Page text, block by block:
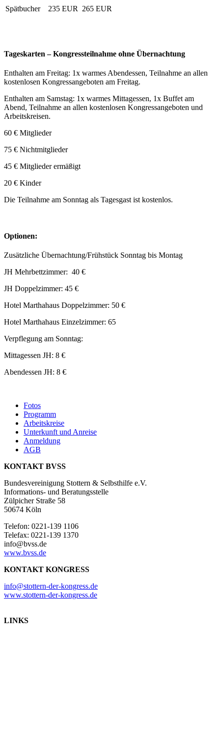
Spätbucher 235 EUR 265 EUR
Tageskarten – Kongressteilnahme ohne Übernachtung
Enthalten am Freitag: 1x warmes Abendessen, Teilnahme an allen
kostenlosen Kongressangeboten am Freitag.
Enthalten am Samstag: 1x warmes Mittagessen, 1x Buffet am
Abend, Teilnahme an allen kostenlosen Kongressangeboten und
Arbeitskreisen.
60 € Mitglieder
75 € Nichtmitglieder
45 € Mitglieder ermäßigt
20 € Kinder
Die Teilnahme am Sonntag als Tagesgast ist kostenlos.
Optionen:
Zusätzliche Übernachtung/Frühstück Sonntag bis Montag
JH Mehrbettzimmer: 40 €
JH Doppelzimmer: 45 €
Hotel Marthahaus Doppelzimmer: 50 €
Hotel Marthahaus Einzelzimmer: 65
Verpflegung am Sonntag:
Mittagessen JH: 8 €
Abendessen JH: 8 €
Fotos
Programm
Arbeitskreise
Unterkunft und Anreise
Anmeldung
AGB
KONTAKT BVSS
Bundesvereinigung Stottern & Selbsthilfe e.V.
Informations- und Beratungsstelle
Zülpicher Straße 58
50674 Köln
Telefon: 0221-139 1106
Telefax: 0221-139 1370
info@bvss.de
www.bvss.de
KONTAKT KONGRESS
info@stottern-der-kongress.de
www.stottern-der-kongress.de
LINKS